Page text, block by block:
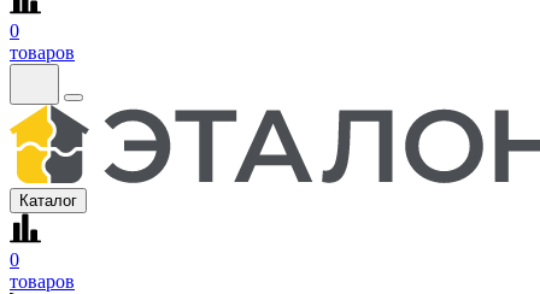
0
товаров
Каталог
0
товаров